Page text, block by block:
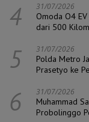
4 31/07/2026
Omoda O4
dari 500
5 31/07/2026
Polda Metro
Prasetyo ke
6 31/07/2026
Muhammad
Probolinggo